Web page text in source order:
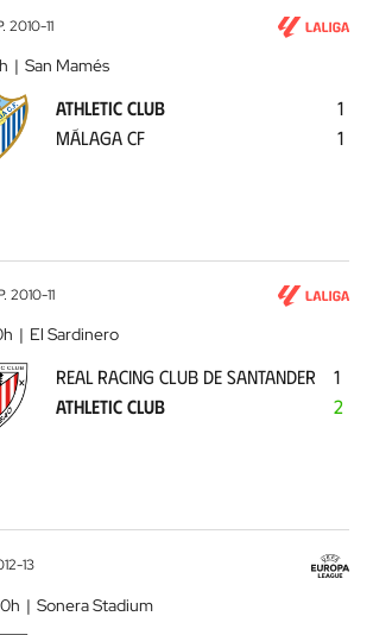
2010-11
San Mamés
ATHLETIC CLUB
MÁLAGA CF
1
1
2010-11
El Sardinero
REAL RACING CLUB DE SANTANDER
ATHLETIC CLUB
1
2
13
Sonera Stadium